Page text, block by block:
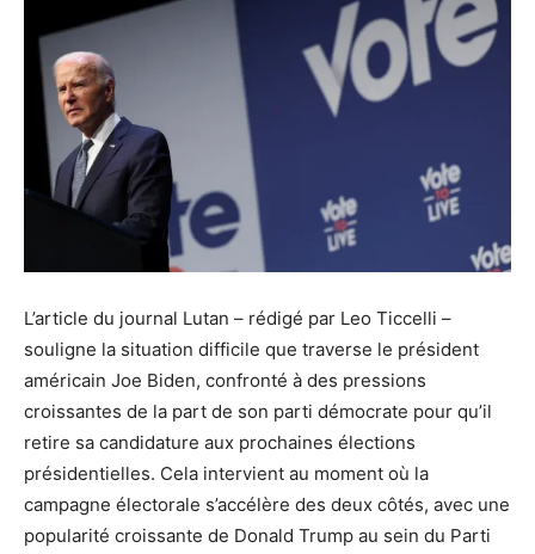
L’article du journal Lutan – rédigé par Leo Ticcelli –
souligne la situation difficile que traverse le président
américain Joe Biden, confronté à des pressions
croissantes de la part de son parti démocrate pour qu’il
retire sa candidature aux prochaines élections
présidentielles. Cela intervient au moment où la
campagne électorale s’accélère des deux côtés, avec une
popularité croissante de Donald Trump au sein du Parti